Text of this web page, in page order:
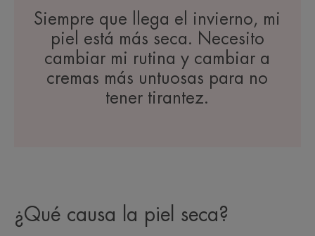
Siempre que llega el invierno, mi
piel está más seca. Necesito
cambiar mi rutina y cambiar a
cremas más untuosas para no
tener tirantez.
¿Qué causa la piel seca?